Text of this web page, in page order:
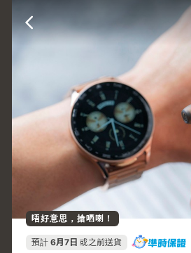
唔好意思，搶哂喇！
預計 6月7日 或之前送貨